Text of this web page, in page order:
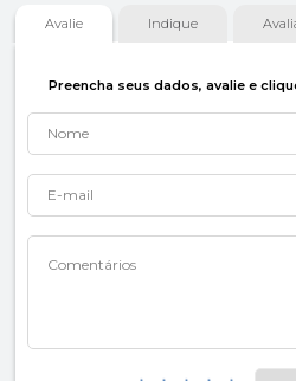
Avalie Indique
Preencha seus dados, avalie e